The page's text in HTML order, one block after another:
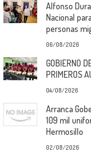
Alfonso
Nacional
personas
06/08/2026
GOBIERNO
PRIMEROS
04/08/2026
Arranca
109 mil
Hermosillo
02/08/2026